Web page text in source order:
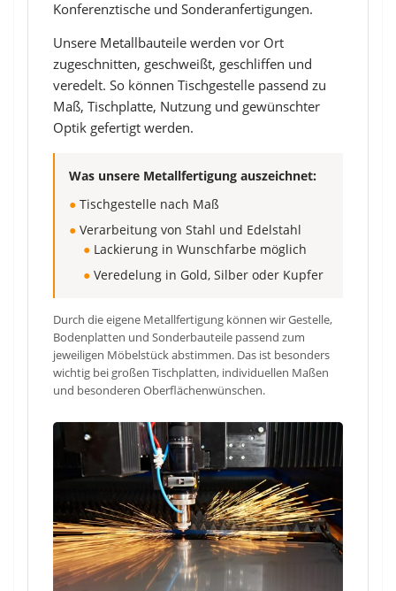
Konferenztische und Sonderanfertigungen.
Unsere Metallbauteile werden vor Ort
zugeschnitten, geschweißt, geschliffen und
veredelt. So können Tischgestelle passend zu
Maß, Tischplatte, Nutzung und gewünschter
Optik gefertigt werden.
Was unsere Metallfertigung auszeichnet:
● Tischgestelle nach Maß
● Verarbeitung von Stahl und Edelstahl
● Lackierung in Wunschfarbe möglich
● Veredelung in Gold, Silber oder Kupfer
Durch die eigene Metallfertigung können wir Gestelle,
Bodenplatten und Sonderbauteile passend zum
jeweiligen Möbelstück abstimmen. Das ist besonders
wichtig bei großen Tischplatten, individuellen Maßen
und besonderen Oberflächenwünschen.